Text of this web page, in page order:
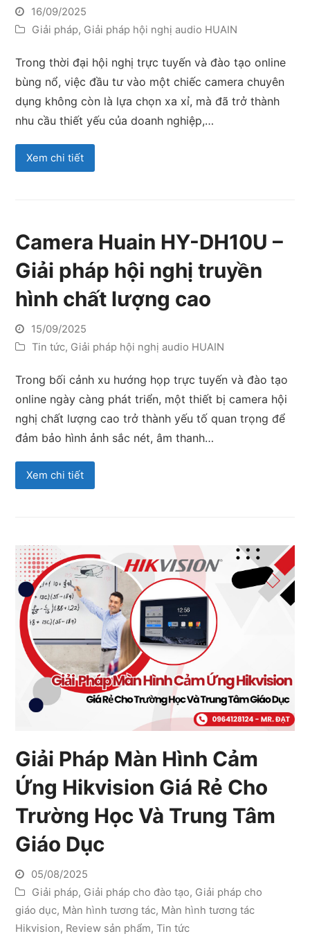
16/09/2025
Giải pháp, Giải pháp hội nghị audio HUAIN
Trong thời đại hội nghị trực tuyến và đào tạo online
bùng nổ, việc đầu tư vào một chiếc camera chuyên
dụng không còn là lựa chọn xa xỉ, mà đã trở thành
nhu cầu thiết yếu của doanh nghiệp,…
Xem chi tiết
Camera Huain HY-DH10U –
Giải pháp hội nghị truyền
hình chất lượng cao
15/09/2025
Tin tức, Giải pháp hội nghị audio HUAIN
Trong bối cảnh xu hướng họp trực tuyến và đào tạo
online ngày càng phát triển, một thiết bị camera hội
nghị chất lượng cao trở thành yếu tố quan trọng để
đảm bảo hình ảnh sắc nét, âm thanh…
Xem chi tiết
Giải Pháp Màn Hình Cảm
Ứng Hikvision Giá Rẻ Cho
Trường Học Và Trung Tâm
Giáo Dục
05/08/2025
Giải pháp, Giải pháp cho đào tạo, Giải pháp cho
giáo dục, Màn hình tương tác, Màn hình tương tác
Hikvision, Review sản phẩm,Tin tức